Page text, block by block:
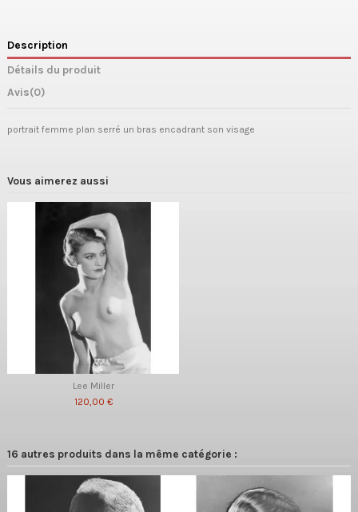
Description
Détails du produit
Avis(0)
portrait femme plan serré un bras encadrant son visage
Vous aimerez aussi
Lee Miller
120,00 €
16 autres produits dans la même catégorie :